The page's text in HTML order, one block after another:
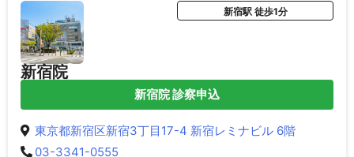
新宿院
新宿駅 徒歩1分
新宿院 診察申込
東京都新宿区新宿3丁目17-4 新宿レミナビル 6階
03-3341-0555